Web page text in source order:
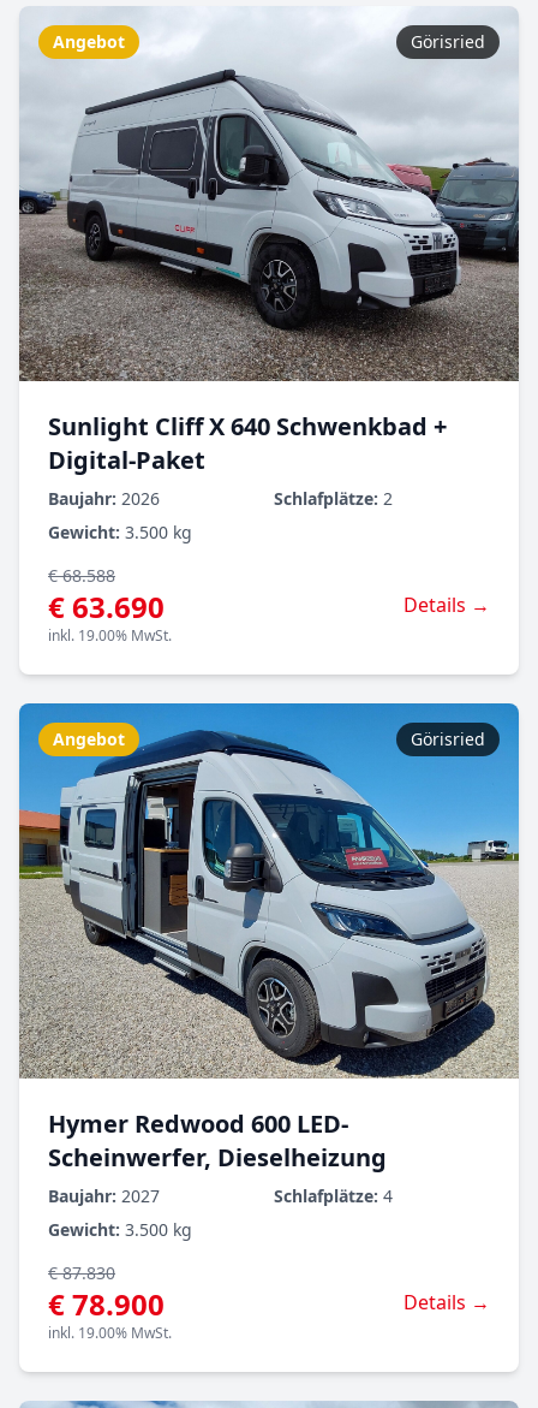
Angebot Görisried
Sunlight Cliff X 640 Schwenkbad +
Digital-Paket
Baujahr: 2026 Schlafplätze: 2
Gewicht: 3.500 kg
€ 68.588
€ 63.690
inkl. 19.00% MwSt.
Details →
Angebot Görisried
Hymer Redwood 600 LED-
Scheinwerfer, Dieselheizung
Baujahr: 2027 Schlafplätze: 4
Gewicht: 3.500 kg
€ 87.830
€ 78.900
inkl. 19.00% MwSt.
Details →